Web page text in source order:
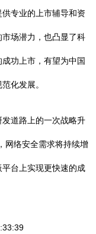
专业的上市辅导和资
场潜力，也凸显了科
功上市，有望为中国
化发展。
道路上的一次战略升
网络安全需求将持续增
台上实现更快速的成